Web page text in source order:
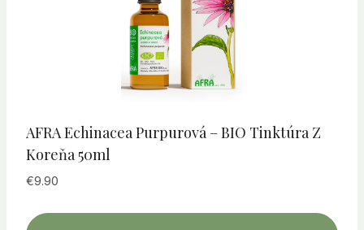
AFRA Echinacea Purpurová – BIO Tinktúra Z
Koreňa 50ml
€9.90